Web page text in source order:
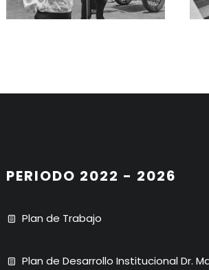
PERIODO 2022 - 2026
Plan de Trabajo
Plan de Desarrollo Institucional Dr.